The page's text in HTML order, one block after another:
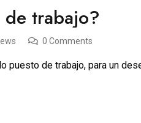
de trabajo?
0 Comments
puesto de trabajo, para un